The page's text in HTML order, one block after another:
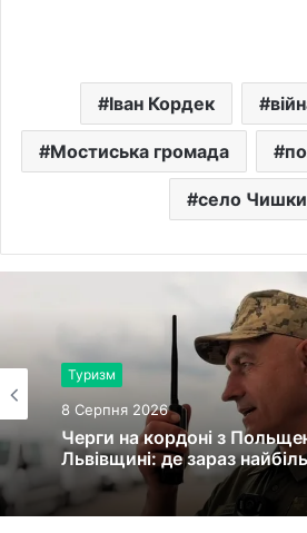
Іван Кордек
Мостиська громада
село Чишки
Туризм
8 Серпня 2026
Черги на кордоні з
Львівщині: де зараз